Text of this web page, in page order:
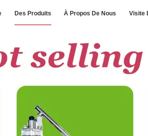
Des Produits À Propos De Nous Visite